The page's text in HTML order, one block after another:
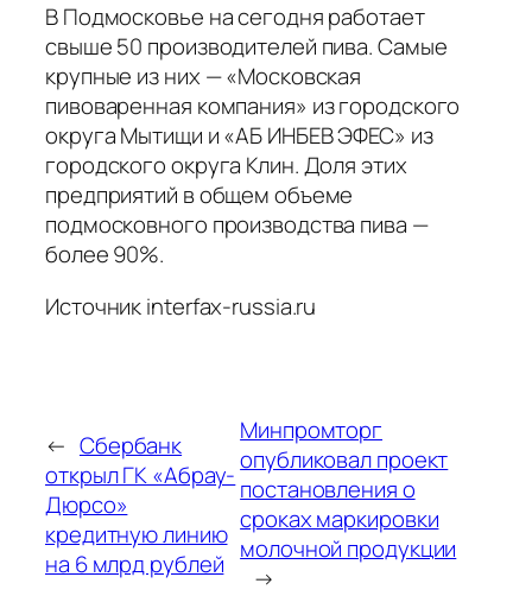
В Подмосковье на сегодня работает
свыше 50 производителей пива. Самые
крупные из них — «Московская
пивоваренная компания» из городского
округа Мытищи и «АБ ИНБЕВ ЭФЕС» из
городского округа Клин. Доля этих
предприятий в общем объеме
подмосковного производства пива —
более 90%.
Источник interfax-russia.ru
← Сбербанк
открыл ГК «Абрау-
Дюрсо»
кредитную линию
на 6 млрд рублей
Минпромторг
опубликовал проект
постановления о
сроках маркировки
молочной продукции
→